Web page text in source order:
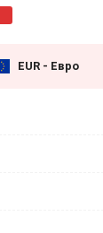
EUR - Евро